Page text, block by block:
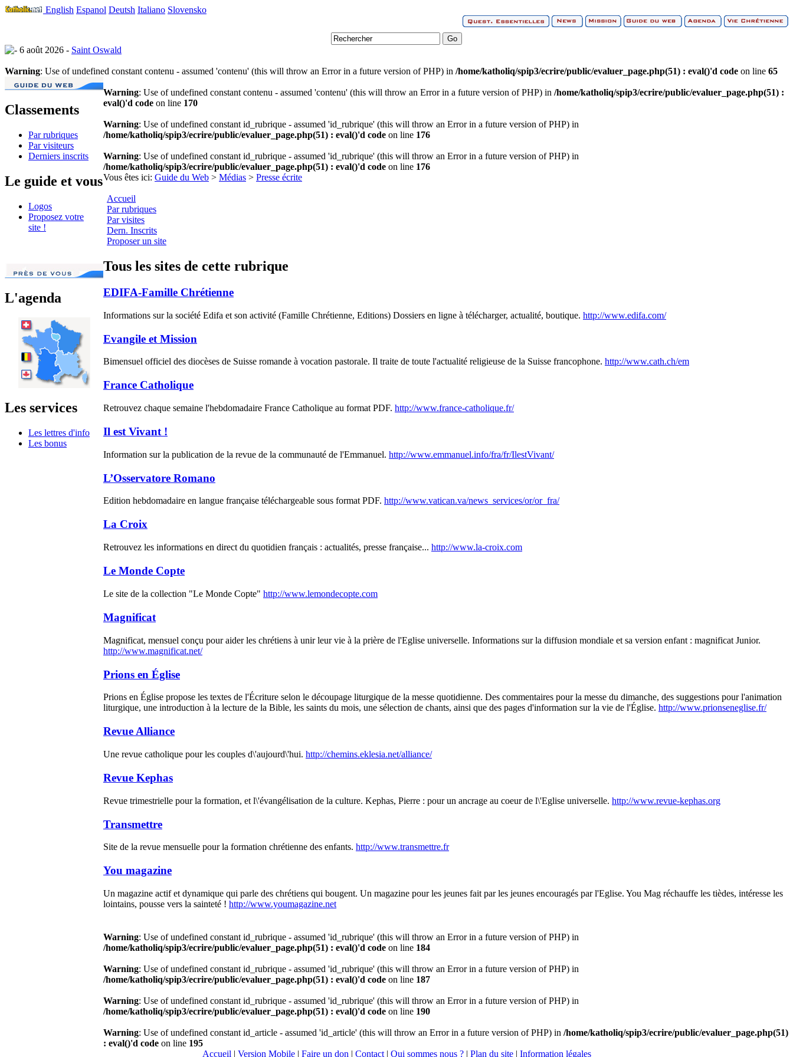
English Espanol Deutsh Italiano Slovensko
6 août 2026 - Saint Oswald
Warning: Use of undefined constant contenu - assumed 'contenu' (this will throw an Error in a future version of PHP) in /home/katholiq/spip3/ecrire/public/evaluer_page.php(51) : eval()'d code on line 65
Classements
Par rubriques
Par visiteurs
Derniers inscrits
Le guide et vous
Logos
Proposez votre
site !
L'agenda
Les services
Les lettres d'info
Les bonus
Warning: Use of undefined constant contenu - assumed 'contenu' (this will throw an Error in a future version of PHP) in /home/katholiq/spip3/ecrire/public/evaluer_page.php(51) :
eval()'d code on line 170
Warning: Use of undefined constant id_rubrique - assumed 'id_rubrique' (this will throw an Error in a future version of PHP) in
/home/katholiq/spip3/ecrire/public/evaluer_page.php(51) : eval()'d code on line 176
Warning: Use of undefined constant id_rubrique - assumed 'id_rubrique' (this will throw an Error in a future version of PHP) in
/home/katholiq/spip3/ecrire/public/evaluer_page.php(51) : eval()'d code on line 176
Vous êtes ici: Guide du Web > Médias > Presse écrite
Accueil
Par rubriques
Par visites
Dern. Inscrits
Proposer un site
Tous les sites de cette rubrique
EDIFA-Famille Chrétienne
Informations sur la société Edifa et son activité (Famille Chrétienne, Editions) Dossiers en ligne à télécharger, actualité, boutique. http://www.edifa.com/
Evangile et Mission
Bimensuel officiel des diocèses de Suisse romande à vocation pastorale. Il traite de toute l'actualité religieuse de la Suisse francophone. http://www.cath.ch/em
France Catholique
Retrouvez chaque semaine l'hebdomadaire France Catholique au format PDF. http://www.france-catholique.fr/
Il est Vivant !
Information sur la publication de la revue de la communauté de l'Emmanuel. http://www.emmanuel.info/fra/fr/IlestVivant/
L’Osservatore Romano
Edition hebdomadaire en langue française téléchargeable sous format PDF. http://www.vatican.va/news_services/or/or_fra/
La Croix
Retrouvez les informations en direct du quotidien français : actualités, presse française... http://www.la-croix.com
Le Monde Copte
Le site de la collection "Le Monde Copte" http://www.lemondecopte.com
Magnificat
Magnificat, mensuel conçu pour aider les chrétiens à unir leur vie à la prière de l'Eglise universelle. Informations sur la diffusion mondiale et sa version enfant : magnificat Junior.
http://www.magnificat.net/
Prions en Église
Prions en Église propose les textes de l'Écriture selon le découpage liturgique de la messe quotidienne. Des commentaires pour la messe du dimanche, des suggestions pour l'animation
liturgique, une introduction à la lecture de la Bible, les saints du mois, une sélection de chants, ainsi que des pages d'information sur la vie de l'Église. http://www.prionseneglise.fr/
Revue Alliance
Une revue catholique pour les couples d\'aujourd\'hui. http://chemins.eklesia.net/alliance/
Revue Kephas
Revue trimestrielle pour la formation, et l\'évangélisation de la culture. Kephas, Pierre : pour un ancrage au coeur de l\'Eglise universelle. http://www.revue-kephas.org
Transmettre
Site de la revue mensuelle pour la formation chrétienne des enfants. http://www.transmettre.fr
You magazine
Un magazine actif et dynamique qui parle des chrétiens qui bougent. Un magazine pour les jeunes fait par les jeunes encouragés par l'Eglise. You Mag réchauffe les tièdes, intéresse les
lointains, pousse vers la sainteté ! http://www.youmagazine.net
Warning: Use of undefined constant id_rubrique - assumed 'id_rubrique' (this will throw an Error in a future version of PHP) in
/home/katholiq/spip3/ecrire/public/evaluer_page.php(51) : eval()'d code on line 184
Warning: Use of undefined constant id_rubrique - assumed 'id_rubrique' (this will throw an Error in a future version of PHP) in
/home/katholiq/spip3/ecrire/public/evaluer_page.php(51) : eval()'d code on line 187
Warning: Use of undefined constant id_rubrique - assumed 'id_rubrique' (this will throw an Error in a future version of PHP) in
/home/katholiq/spip3/ecrire/public/evaluer_page.php(51) : eval()'d code on line 190
Warning: Use of undefined constant id_article - assumed 'id_article' (this will throw an Error in a future version of PHP) in /home/katholiq/spip3/ecrire/public/evaluer_page.php(51)
: eval()'d code on line 195
Accueil | Version Mobile| Faire un don | Contact| Qui sommes nous ?| Plan du site| Information légales